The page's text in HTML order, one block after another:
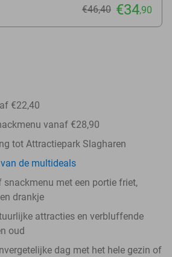
€46,40 €34,90
€22,40
vanaf €28,90
tot Attractiepark Slagharen
de multideals
snackmenu met een portie friet,
drankje
attracties en verbluffende
oud
dag met het hele gezin of